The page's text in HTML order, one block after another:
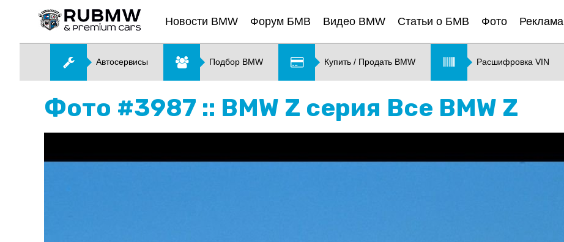
Новости BMW Форум БМВ Видео BMW Статьи о БМВ Фото Реклама
Автосервисы Подбор BMW Купить / Продать BMW Расшифровка VIN
Фото #3987 :: BMW Z серия Все BMW Z